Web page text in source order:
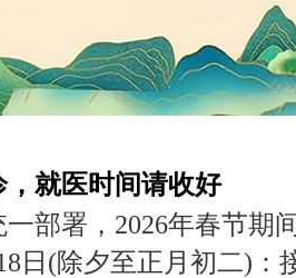
就医时间请收好
署，2026年春节期
(除夕至正月初二)：